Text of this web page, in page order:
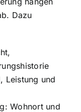
Dazu
Leistung und
Wohnort und